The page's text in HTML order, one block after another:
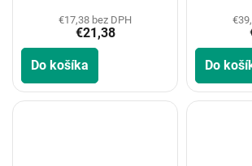
€17,38 bez DPH
€21,38
Do košíka Do